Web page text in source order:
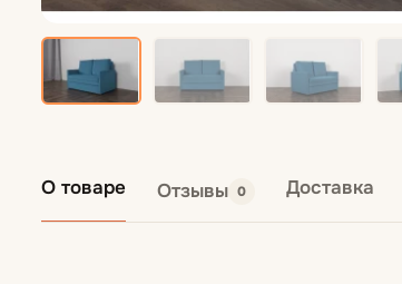
О товаре Отзывы 0 Доставка